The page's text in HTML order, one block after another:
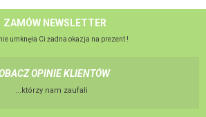
ZAMÓW NEWSLETTER
umknęła Ci żadna okazja na prezent !
OPINIE KLIENTÓW
...którzy nam zaufali